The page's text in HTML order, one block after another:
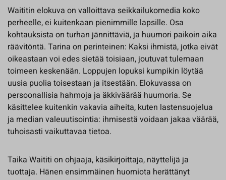
Waititin elokuva on valloittava seikkailukomedia koko
perheelle, ei kuitenkaan pienimmille lapsille. Osa
kohtauksista on turhan jännittäviä, ja huumori paikoin aika
räävitöntä. Tarina on perinteinen: Kaksi ihmistä, jotka eivät
oikeastaan voi edes sietää toisiaan, joutuvat tulemaan
toimeen keskenään. Loppujen lopuksi kumpikin löytää
uusia puolia toisestaan ja itsestään. Elokuvassa on
persoonallisia hahmoja ja äkkiväärää huumoria. Se
käsittelee kuitenkin vakavia aiheita, kuten lastensuojelua
ja median valeuutisointia: ihmisestä voidaan jakaa väärää,
tuhoisasti vaikuttavaa tietoa.
Taika Waititi on ohjaaja, käsikirjoittaja, näyttelijä ja
tuottaja. Hänen ensimmäinen huomiota herättänyt